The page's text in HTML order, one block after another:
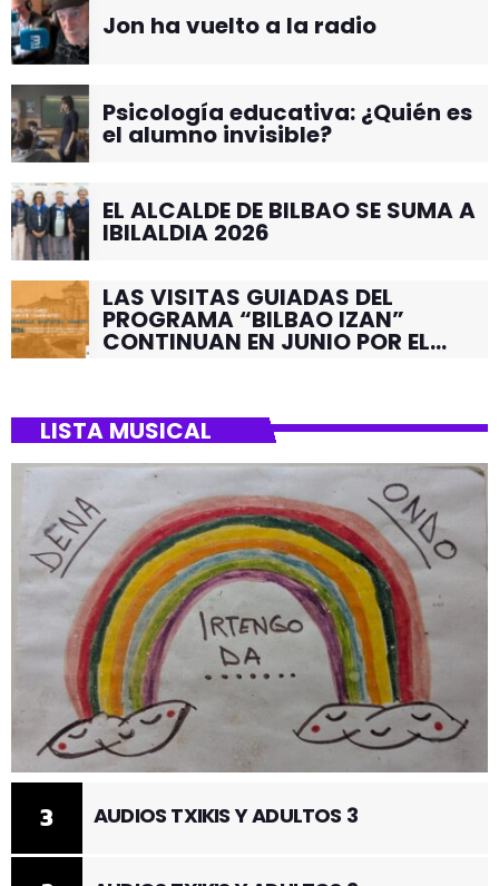
Jon ha vuelto a la radio
Psicología educativa: ¿Quién es
el alumno invisible?
EL ALCALDE DE BILBAO SE SUMA A
IBILALDIA 2026
LAS VISITAS GUIADAS DEL
PROGRAMA “BILBAO IZAN”
CONTINUAN EN JUNIO POR EL
LISTA MUSICAL
3 AUDIOS TXIKIS Y ADULTOS 3